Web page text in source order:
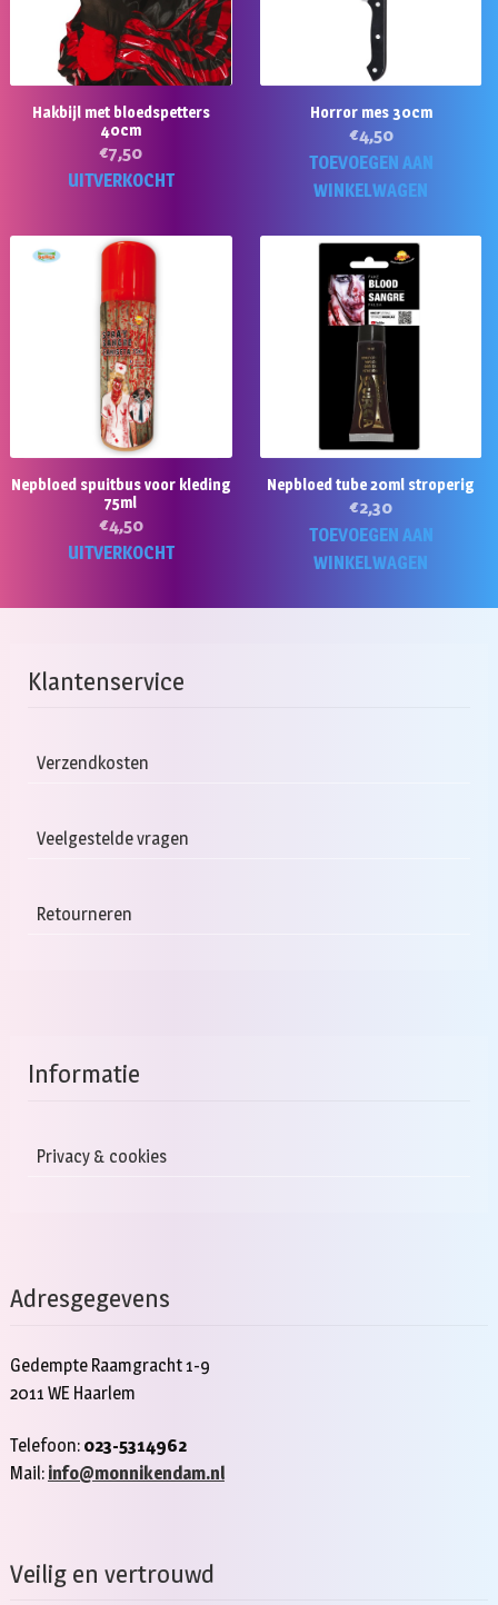
Hakbijl met bloedspetters
40cm
€7,50
UITVERKOCHT
Horror mes 30cm
€4,50
TOEVOEGEN AAN
WINKELWAGEN
Nepbloed spuitbus voor kleding
75ml
€4,50
UITVERKOCHT
Nepbloed tube 20ml stroperig
€2,30
TOEVOEGEN AAN
WINKELWAGEN
Klantenservice
Verzendkosten
Veelgestelde vragen
Retourneren
Informatie
Privacy & cookies
Adresgegevens
Gedempte Raamgracht 1-9
2011 WE Haarlem
Telefoon: 023-5314962
Mail: info@monnikendam.nl
Veilig en vertrouwd